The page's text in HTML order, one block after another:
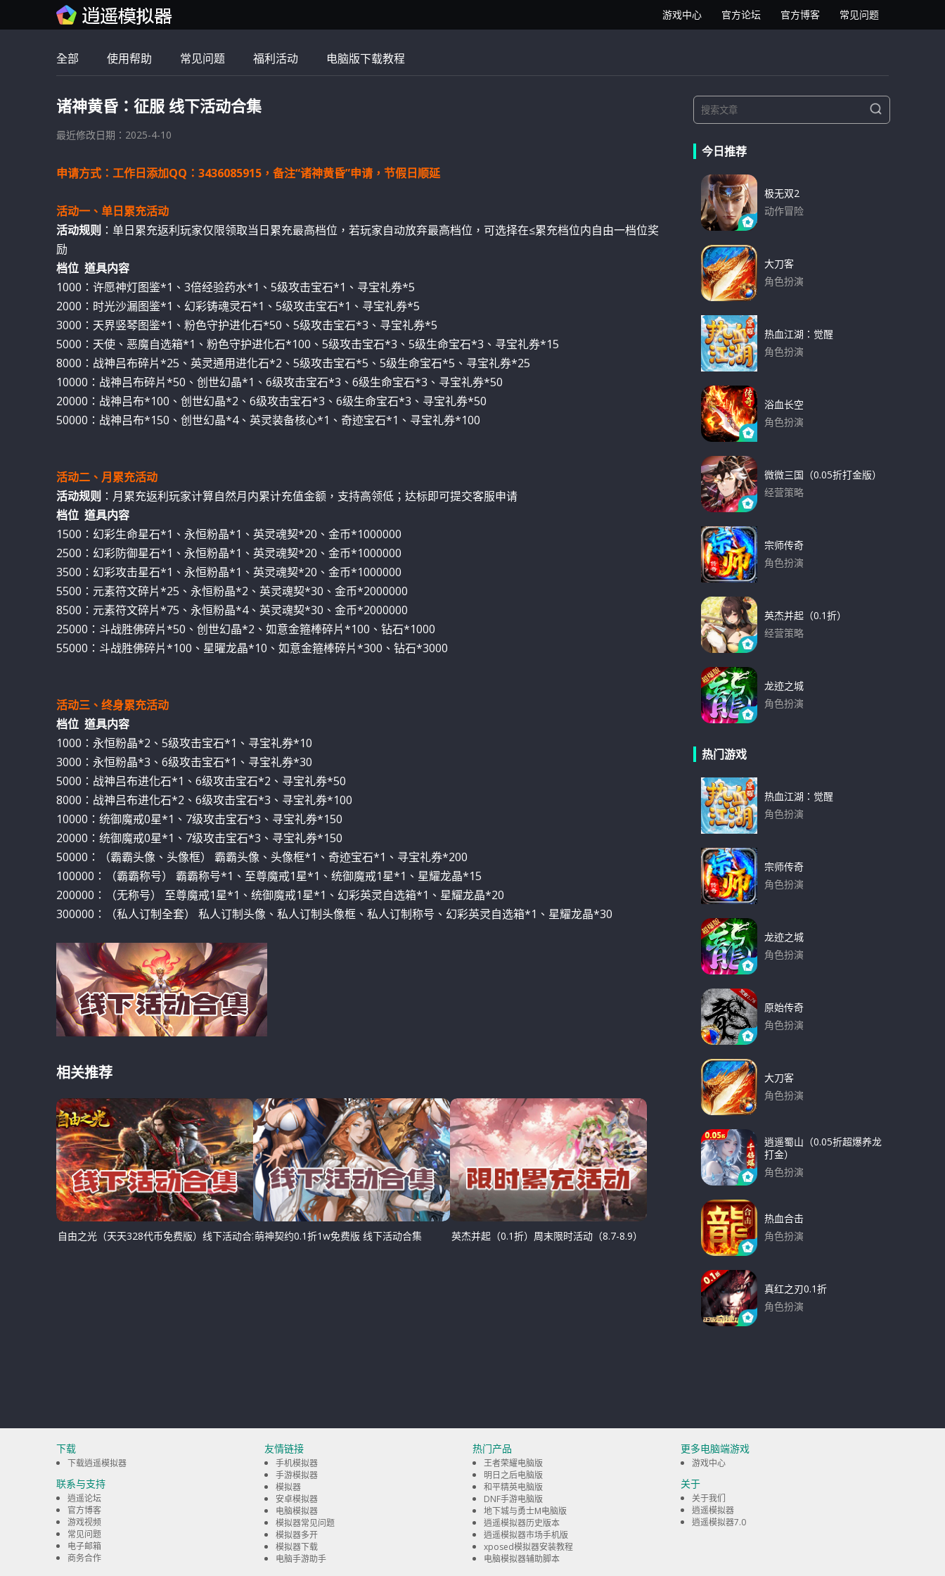
逍遥安卓模拟器 常见问题
官方博客
官方论坛
游戏中心
全部 使用帮助 常见问题 福利活动 电脑版下载教程
诸神黄昏：征服 线下活动合集
最近修改日期：2025-4-10
申请方式：工作日添加QQ：3436085915，备注“诸神黄昏”申请，节假日顺延
活动一、单日累充活动
活动规则 ：单日累充返利玩家仅限领取当日累充最高档位，若玩家自动放弃最高档位，可选择在≤累充档位内自由一档位奖
励
档位 道具内容
1000：许愿神灯图鉴*1、3倍经验药水*1、5级攻击宝石*1、寻宝礼券*5
2000：时光沙漏图鉴*1、幻彩铸魂灵石*1、5级攻击宝石*1、寻宝礼券*5
3000：天界竖琴图鉴*1、粉色守护进化石*50、5级攻击宝石*3、寻宝礼券*5
5000：天使、恶魔自选箱*1、粉色守护进化石*100、5级攻击宝石*3、5级生命宝石*3、寻宝礼券*15
8000：战神吕布碎片*25、英灵通用进化石*2、5级攻击宝石*5、5级生命宝石*5、寻宝礼券*25
10000：战神吕布碎片*50、创世幻晶*1、6级攻击宝石*3、6级生命宝石*3、寻宝礼券*50
20000：战神吕布*100、创世幻晶*2、6级攻击宝石*3、6级生命宝石*3、寻宝礼券*50
50000：战神吕布*150、创世幻晶*4、英灵装备核心*1、奇迹宝石*1、寻宝礼券*100
活动二、月累充活动
活动规则 ：月累充返利玩家计算自然月内累计充值金额，支持高领低；达标即可提交客服申请
档位 道具内容
1500：幻彩生命星石*1、永恒粉晶*1、英灵魂契*20、金币*1000000
2500：幻彩防御星石*1、永恒粉晶*1、英灵魂契*20、金币*1000000
3500：幻彩攻击星石*1、永恒粉晶*1、英灵魂契*20、金币*1000000
5500：元素符文碎片*25、永恒粉晶*2、英灵魂契*30、金币*2000000
8500：元素符文碎片*75、永恒粉晶*4、英灵魂契*30、金币*2000000
25000：斗战胜佛碎片*50、创世幻晶*2、如意金箍棒碎片*100、钻石*1000
55000：斗战胜佛碎片*100、星曜龙晶*10、如意金箍棒碎片*300、钻石*3000
活动三、终身累充活动
档位 道具内容
1000：永恒粉晶*2、5级攻击宝石*1、寻宝礼券*10
3000：永恒粉晶*3、6级攻击宝石*1、寻宝礼券*30
5000：战神吕布进化石*1、6级攻击宝石*2、寻宝礼券*50
8000：战神吕布进化石*2、6级攻击宝石*3、寻宝礼券*100
10000：统御魔戒0星*1、7级攻击宝石*3、寻宝礼券*150
20000：统御魔戒0星*1、7级攻击宝石*3、寻宝礼券*150
50000：（霸霸头像、头像框） 霸霸头像、头像框*1、奇迹宝石*1、寻宝礼券*200
100000：（霸霸称号） 霸霸称号*1、至尊魔戒1星*1、统御魔戒1星*1、星耀龙晶*15
200000：（无称号） 至尊魔戒1星*1、统御魔戒1星*1、幻彩英灵自选箱*1、星耀龙晶*20
300000：（私人订制全套） 私人订制头像、私人订制头像框、私人订制称号、幻彩英灵自选箱*1、星耀龙晶*30
相关推荐
自由之光（天天328代币免费版）线下活动合集萌神契约0.1折1w免费版 线下活动合集 英杰并起（0.1折）周末限时活动（8.7-8.9）
e
S
e
今日推荐
极无双2
动作冒险
大刀客
角色扮演
热血江湖：觉醒
角色扮演
浴血长空
角色扮演
微微三国（0.05折打金版）
经营策略
宗师传奇
角色扮演
英杰并起（0.1折）
经营策略
龙迹之城
角色扮演
热门游戏
热血江湖：觉醒
角色扮演
宗师传奇
角色扮演
龙迹之城
角色扮演
原始传奇
角色扮演
大刀客
角色扮演
逍遥蜀山（0.05折超爆养龙
打金）
角色扮演
热血合击
角色扮演
真红之刃0.1折
角色扮演
下载
下载逍遥模拟器
联系与支持
逍遥论坛
官方博客
游戏视频
常见问题
电子邮箱
商务合作
友情链接
手机模拟器
手游模拟器
模拟器
安卓模拟器
电脑模拟器
模拟器常见问题
模拟器多开
模拟器下载
电脑手游助手
热门产品
王者荣耀电脑版
明日之后电脑版
和平精英电脑版
DNF手游电脑版
地下城与勇士M电脑版
逍遥模拟器历史版本
逍遥模拟器市场手机版
xposed模拟器安装教程
电脑模拟器辅助脚本
更多电脑端游戏
游戏中心
关于
关于我们
逍遥模拟器
逍遥模拟器7.0